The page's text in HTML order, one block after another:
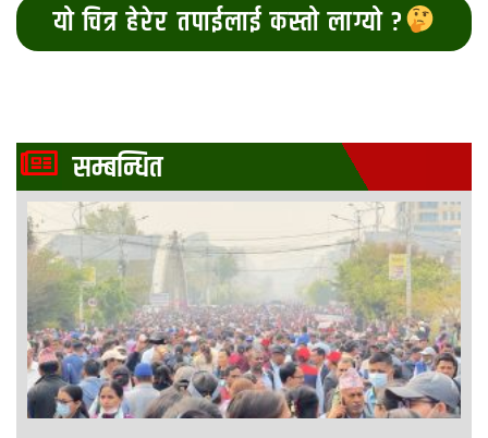
यो चित्र हेरेर तपाईलाई कस्तो लाग्यो ?
सम्बन्धित